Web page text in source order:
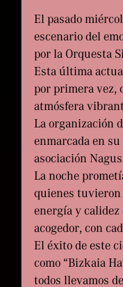
El pasado
escenario del
por la Orquesta
Esta última
por primera vez,
atmósfera
La organización
enmarcada en
asociación
La noche
quienes tuvieron
energía y
acogedor, con
El éxito de este
como “Bizkaia
todos llevamos